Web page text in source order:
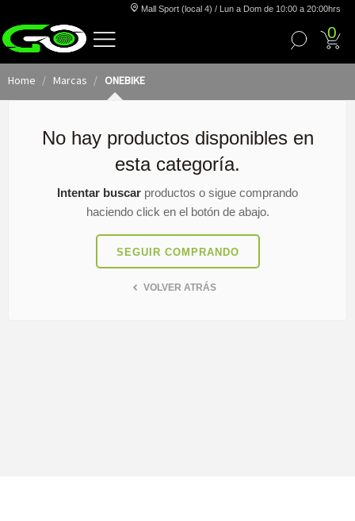
Mall Sport (local 4) / Lun a Dom de 10:00 a 20:00hrs
0
Home Marcas ONEBIKE
No hay productos disponibles en
esta categoría.
Intentar buscar productos o sigue comprando
haciendo click en el botón de abajo.
SEGUIR COMPRANDO
VOLVER ATRÁS